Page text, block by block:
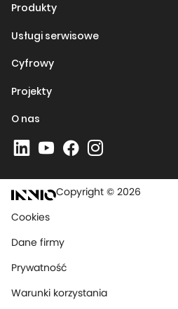
Produkty
Usługi serwisowe
Cyfrowy
Projekty
O nas
Copyright © 2026
Cookies
Dane firmy
Prywatność
Warunki korzystania